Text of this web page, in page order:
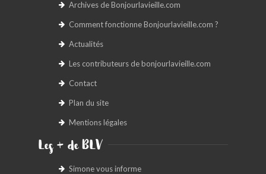
Archives de Bonjourlavieille.com
Comment fonctionne Bonjourlavieille.com ?
Actualités
Les contributeurs de bonjourlavieille.com
Contact
Plan du site
Mentions légales
Les + de BLV
Simone vous informe